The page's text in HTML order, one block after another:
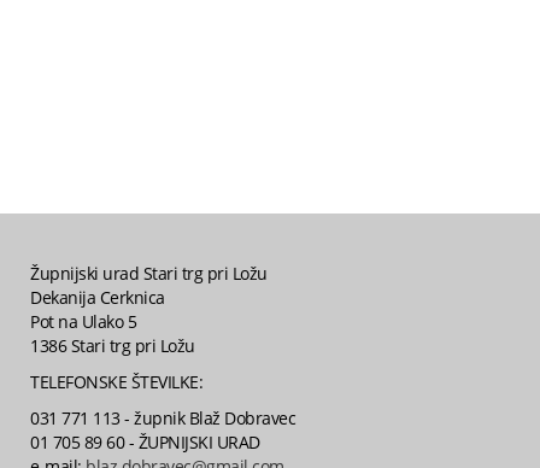
Župnijski urad Stari trg pri Ložu
Dekanija Cerknica
Pot na Ulako 5
1386 Stari trg pri Ložu
TELEFONSKE ŠTEVILKE:
031 771 113 - župnik Blaž Dobravec
01 705 89 60 - ŽUPNIJSKI URAD